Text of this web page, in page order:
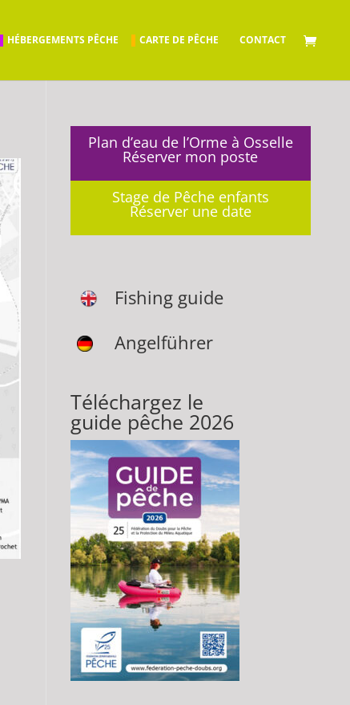
HÉBERGEMENTS PÊCHE CARTE DE PÊCHE CONTACT
Plan d’eau de l’Orme à Osselle
Réserver mon poste
Stage de Pêche enfants
Réserver une date
Fishing guide
Angelführer
Téléchargez le
guide pêche 2026